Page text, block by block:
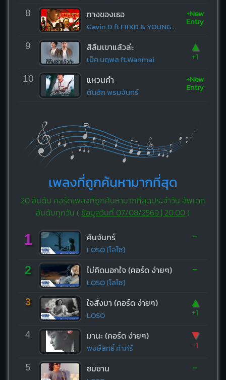
8 ทางของเธอ
Gavin D ft.FIIXD & YOUNGOHM
+New
Entry
9 สิลืมเขาแล้วล่ะ
เน็ค นฤพล ft.Wanmai
▲
+1
10 แหวนคำ
ต้นฮัก พรมจันทร์
+New
Entry
เพลงที่ถูกค้นหามากที่สุด
20 อันดับ คอร์ดเพลงที่ถูกค้นหามากที่สุดประจำวัน อัพเดท
อันดับทุกวัน ( ข้อมูลวันที่ 07/08/2569 | 20:00 )
1 คืนจันทร์
LOSO (โลโซ)
-
2 ไม่คิดนอกใจ (คอร์ด ง่ายๆ)
LOSO (โลโซ)
-
3 ใจสั่งมา (คอร์ด ง่ายๆ)
LOSO
▲
+1
4 มานะ (คอร์ด ง่ายๆ)
พงษ์สิทธิ์ คำภีร์
▼
-1
5 ซมซาน -